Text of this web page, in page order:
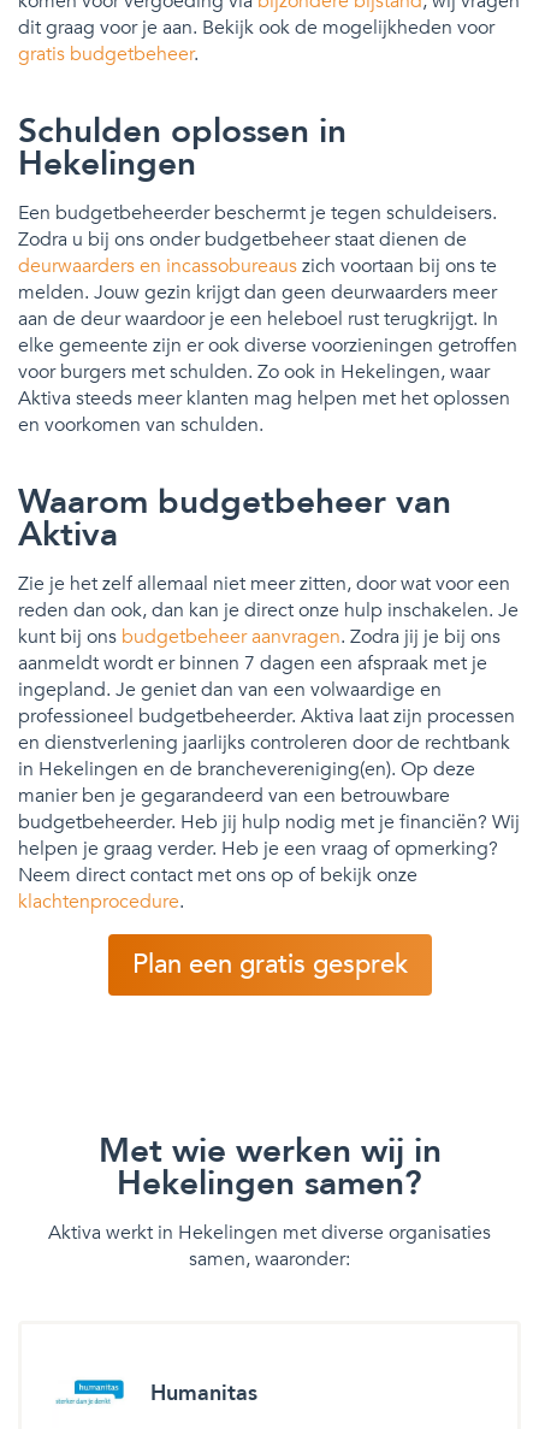
dit graag voor je aan. Bekijk ook de mogelijkheden voor
gratis budgetbeheer.
Schulden oplossen in
Hekelingen
Een budgetbeheerder beschermt je tegen schuldeisers.
Zodra u bij ons onder budgetbeheer staat dienen de
deurwaarders en incassobureauszich voortaan bij ons te
melden. Jouw gezin krijgt dan geen deurwaarders meer
aan de deur waardoor je een heleboel rust terugkrijgt. In
elke gemeente zijn er ook diverse voorzieningen getroffen
voor burgers met schulden. Zo ook in Hekelingen, waar
Aktiva steeds meer klanten mag helpen met het oplossen
en voorkomen van schulden.
Waarom budgetbeheer van
Aktiva
Zie je het zelf allemaal niet meer zitten, door wat voor een
reden dan ook, dan kan je direct onze hulp inschakelen. Je
kunt bij ons budgetbeheer aanvragen. Zodra jij je bij ons
aanmeldt wordt er binnen 7 dagen een afspraak met je
ingepland. Je geniet dan van een volwaardige en
professioneel budgetbeheerder. Aktiva laat zijn processen
en dienstverlening jaarlijks controleren door de rechtbank
in Hekelingen en de branchevereniging(en). Op deze
manier ben je gegarandeerd van een betrouwbare
budgetbeheerder. Heb jij hulp nodig met je financiën? Wij
helpen je graag verder. Heb je een vraag of opmerking?
Neem direct contact met ons op of bekijk onze
klachtenprocedure.
Plan een gratis gesprek
Met wie werken wij in
Hekelingen samen?
Aktiva werkt in Hekelingen met diverse organisaties
samen, waaronder:
Humanitas